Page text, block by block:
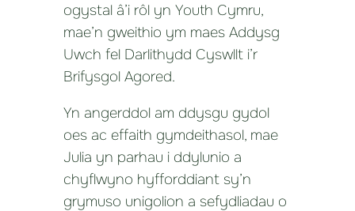
ogystal â’i rôl yn Youth Cymru,
mae’n gweithio ym maes Addysg
Uwch fel Darlithydd Cyswllt i’r
Brifysgol Agored.
Yn angerddol am ddysgu gydol
oes ac effaith gymdeithasol, mae
Julia yn parhau i ddylunio a
chyflwyno hyfforddiant sy’n
grymuso unigolion a sefydliadau o